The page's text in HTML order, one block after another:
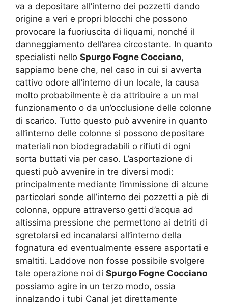
va a depositare all’interno dei pozzetti dando
origine a veri e propri blocchi che possono
provocare la fuoriuscita di liquami, nonché il
danneggiamento dell’area circostante. In quanto
specialisti nello Spurgo Fogne Cocciano,
sappiamo bene che, nel caso in cui si avverta
cattivo odore all’interno di un locale, la causa
molto probabilmente è da attribuire a un mal
funzionamento o da un’occlusione delle colonne
di scarico. Tutto questo può avvenire in quanto
all’interno delle colonne si possono depositare
materiali non biodegradabili o rifiuti di ogni
sorta buttati via per caso. L’asportazione di
questi può avvenire in tre diversi modi:
principalmente mediante l’immissione di alcune
particolari sonde all’interno dei pozzetti a piè di
colonna, oppure attraverso getti d’acqua ad
altissima pressione che permettono ai detriti di
sgretolarsi ed incanalarsi all’interno della
fognatura ed eventualmente essere asportati e
smaltiti. Laddove non fosse possibile svolgere
tale operazione noi di Spurgo Fogne Cocciano
possiamo agire in un terzo modo, ossia
innalzando i tubi Canal jet direttamente